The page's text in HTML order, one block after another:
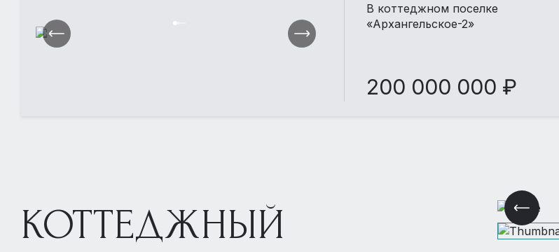
В коттеджном поселке
«Архангельское-2»
200 000 000 ₽
КОТТЕДЖНЫЙ